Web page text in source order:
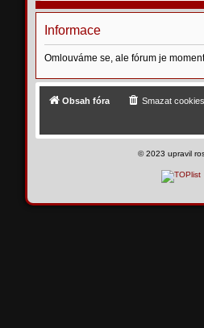
Informace
Omlouváme se, ale fórum je
Obsah fóra Smazat cookies
©2023 upravil